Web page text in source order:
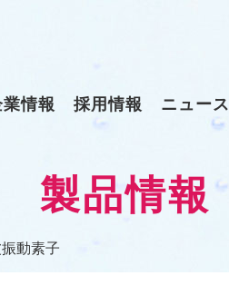
業情報 採用情報 ニュース
製品情報
動素子